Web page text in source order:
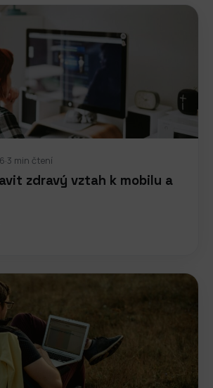
·3 min čtení
zdravý vztah k mobilu a